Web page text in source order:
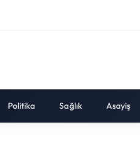
Politika Sağlık Asayiş